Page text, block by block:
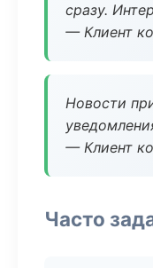
сразу.
— Клиент
Новости
— Клиент
Часто